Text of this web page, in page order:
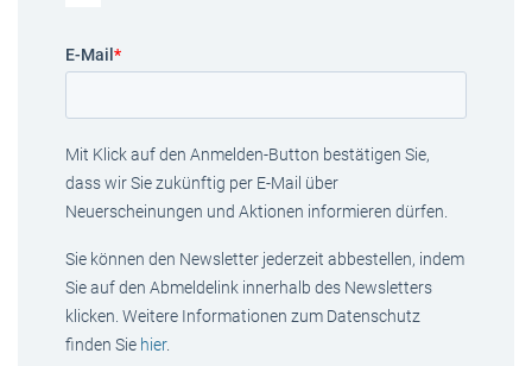
E-Mail *
Mit Klick auf den Anmelden-Button bestätigen Sie,
dass wir Sie zukünftig per E-Mail über
Neuerscheinungen und Aktionen informieren dürfen.
Sie können den Newsletter jederzeit abbestellen, indem
Sie auf den Abmeldelink innerhalb des Newsletters
klicken. Weitere Informationen zum Datenschutz
finden Sie hier.